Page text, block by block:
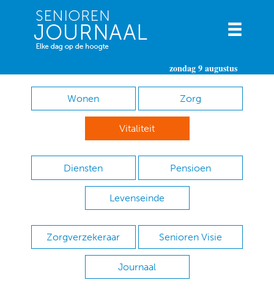
zondag 9 augustus
Wonen Zorg
Vitaliteit
Diensten Pensioen
Levenseinde
Zorgverzekeraar Senioren Visie
Journaal